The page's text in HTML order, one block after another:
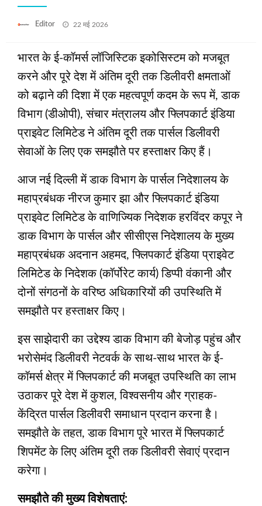
Editor
Posted
22 मई 2026
भारत के ई-कॉमर्स लॉजिस्टिक इकोसिस्टम को मजबूत
करने और पूरे देश में अंतिम दूरी तक डिलीवरी क्षमताओं
को बढ़ाने की दिशा में एक महत्वपूर्ण कदम के रूप में, डाक
विभाग (डीओपी), संचार मंत्रालय और फ्लिपकार्ट इंडिया
प्राइवेट लिमिटेड ने अंतिम दूरी तक पार्सल डिलीवरी
सेवाओं के लिए एक समझौते पर हस्ताक्षर किए हैं।
आज नई दिल्ली में डाक विभाग के पार्सल निदेशालय के
महाप्रबंधक नीरज कुमार झा और फ्लिपकार्ट इंडिया
प्राइवेट लिमिटेड के वाणिज्यिक निदेशक हरविंदर कपूर ने
डाक विभाग के पार्सल और सीसीएस निदेशालय के मुख्य
महाप्रबंधक अदनान अहमद, फ्लिपकार्ट इंडिया प्राइवेट
लिमिटेड के निदेशक (कॉर्पोरेट कार्य) डिप्पी वंकानी और
दोनों संगठनों के वरिष्ठ अधिकारियों की उपस्थिति में
समझौते पर हस्ताक्षर किए।
इस साझेदारी का उद्देश्य डाक विभाग की बेजोड़ पहुंच और
भरोसेमंद डिलीवरी नेटवर्क के साथ-साथ भारत के ई-
कॉमर्स क्षेत्र में फ्लिपकार्ट की मजबूत उपस्थिति का लाभ
उठाकर पूरे देश में कुशल, विश्वसनीय और ग्राहक-
केंद्रित पार्सल डिलीवरी समाधान प्रदान करना है।
समझौते के तहत, डाक विभाग पूरे भारत में फ्लिपकार्ट
शिपमेंट के लिए अंतिम दूरी तक डिलीवरी सेवाएं प्रदान
करेगा।
समझौते की मुख्य विशेषताएं: